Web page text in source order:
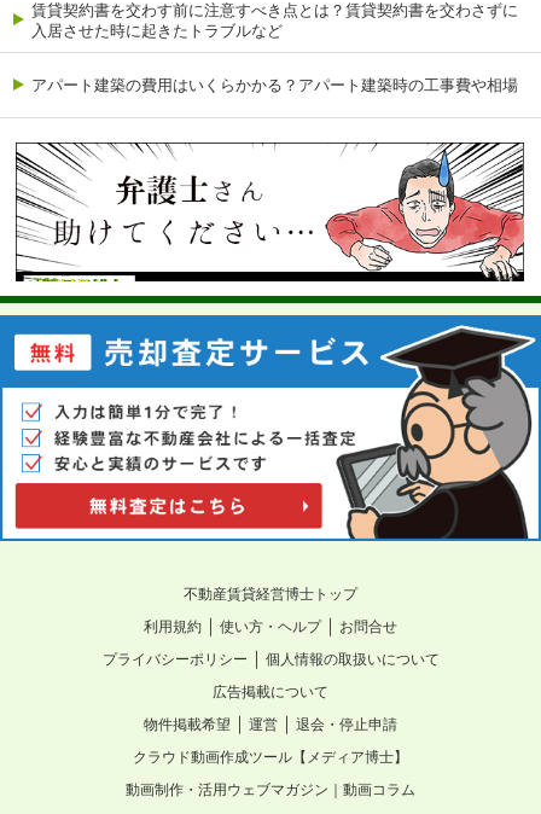
賃貸契約書を交わす前に注意すべき点とは？賃貸契約書を交わさずに
入居させた時に起きたトラブルなど
アパート建築の費用はいくらかかる？アパート建築時の工事費や相場
不動産賃貸経営博士トップ
利用規約 ｜ 使い方・ヘルプ｜ お問合せ
プライバシーポリシー ｜ 個人情報の取扱いについて
広告掲載について
物件掲載希望 ｜ 運営 ｜ 退会・停止申請
クラウド動画作成ツール【メディア博士】
動画制作・活用ウェブマガジン｜動画コラム